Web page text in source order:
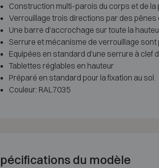
Construction multi-parois du corps et de
Verrouillage trois directions par des pênes
Une barre d'accrochage sur toute la
Serrure et mécanisme de verrouillage
Equipées en standard d'une serrure à clef
Tablettes réglables en hauteur
Préparé en standard pour la fixation au sol.
Couleur: RAL7035
du modèle